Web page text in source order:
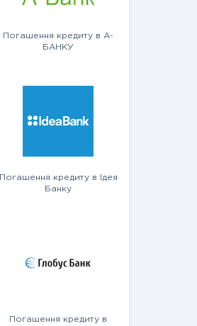
Погашення кредиту в А-
БАНКУ
Погашення кредиту в Ідея
Банку
Погашення кредиту в